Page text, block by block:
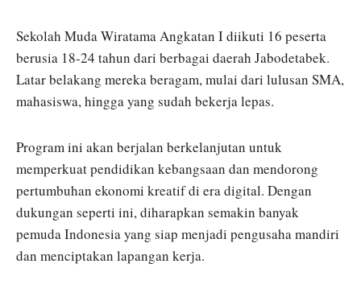
Sekolah Muda Wiratama Angkatan I diikuti 16 peserta
berusia 18-24 tahun dari berbagai daerah Jabodetabek.
Latar belakang mereka beragam, mulai dari lulusan SMA,
mahasiswa, hingga yang sudah bekerja lepas.
Program ini akan berjalan berkelanjutan untuk
memperkuat pendidikan kebangsaan dan mendorong
pertumbuhan ekonomi kreatif di era digital. Dengan
dukungan seperti ini, diharapkan semakin banyak
pemuda Indonesia yang siap menjadi pengusaha mandiri
dan menciptakan lapangan kerja.